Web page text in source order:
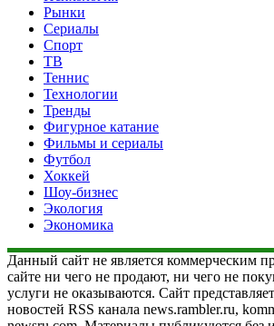
Рынки
Сериалы
Спорт
ТВ
Теннис
Технологии
Тренды
Фигурное катание
Фильмы и сериалы
Футбол
Хоккей
Шоу-бизнес
Экология
Экономика
Данный сайт не является коммерческим
сайте ни чего не продают, ни чего не
услуги не оказываются. Сайт
новостей RSS канала news.rambler.ru,